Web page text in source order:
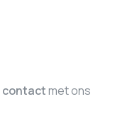
contactmet ons